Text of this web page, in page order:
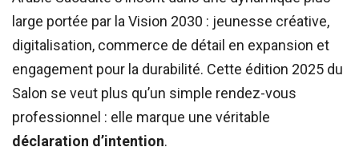
large portée par la Vision 2030 : jeunesse créative,
digitalisation, commerce de détail en expansion et
engagement pour la durabilité. Cette édition 2025 du
Salon se veut plus qu’un simple rendez-vous
professionnel : elle marque une véritable
déclaration d’intention.